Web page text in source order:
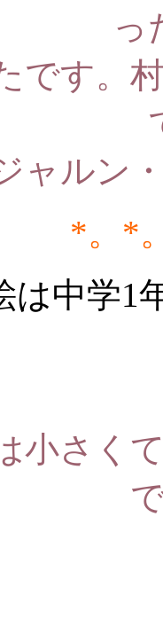
っ
です。
ャルン
*。*
は中学1
小さく